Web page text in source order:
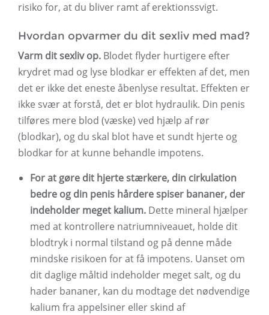
risiko for, at du bliver ramt af erektionssvigt.
Hvordan opvarmer du dit sexliv med mad?
Varm dit sexliv op. Blodet flyder hurtigere efter
krydret mad og lyse blodkar er effekten af ​​det, men
det er ikke det eneste åbenlyse resultat. Effekten er
ikke svær at forstå, det er blot hydraulik. Din penis
tilføres mere blod (væske) ved hjælp af rør
(blodkar), og du skal blot have et sundt hjerte og
blodkar for at kunne behandle impotens.
For at gøre dit hjerte stærkere, din cirkulation
bedre og din penis hårdere spiser bananer, der
indeholder meget kalium. Dette mineral hjælper
med at kontrollere natriumniveauet, holde dit
blodtryk i normal tilstand og på denne måde
mindske risikoen for at få impotens. Uanset om
dit daglige måltid indeholder meget salt, og du
hader bananer, kan du modtage det nødvendige
kalium fra appelsiner eller skind af